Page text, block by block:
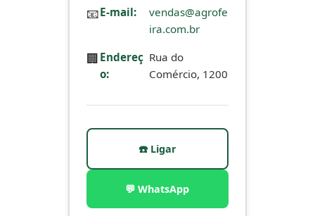
📧E-mail:
vendas@agrofe
ira.com.br
🏢 Endereç
o:
Rua do
Comércio, 1200
☎️ Ligar
💬 WhatsApp